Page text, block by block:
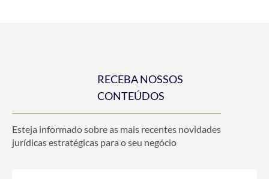
RECEBA NOSSOS
CONTEÚDOS
Esteja informado sobre as mais recentes novidades
jurídicas estratégicas para o seu negócio